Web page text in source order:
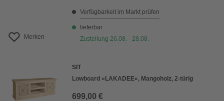
Merken
Verfügbarkeit im Markt prüfen
lieferbar
Zustellung 26.08. - 28.08.
SIT
Lowboard »LAKADEE«, Mangoholz, 2-türig
699,00 €